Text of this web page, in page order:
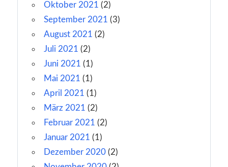
Oktober 2021 (2)
September 2021 (3)
August 2021 (2)
Juli 2021 (2)
Juni 2021 (1)
Mai 2021 (1)
April 2021 (1)
März 2021 (2)
Februar 2021 (2)
Januar 2021 (1)
Dezember 2020 (2)